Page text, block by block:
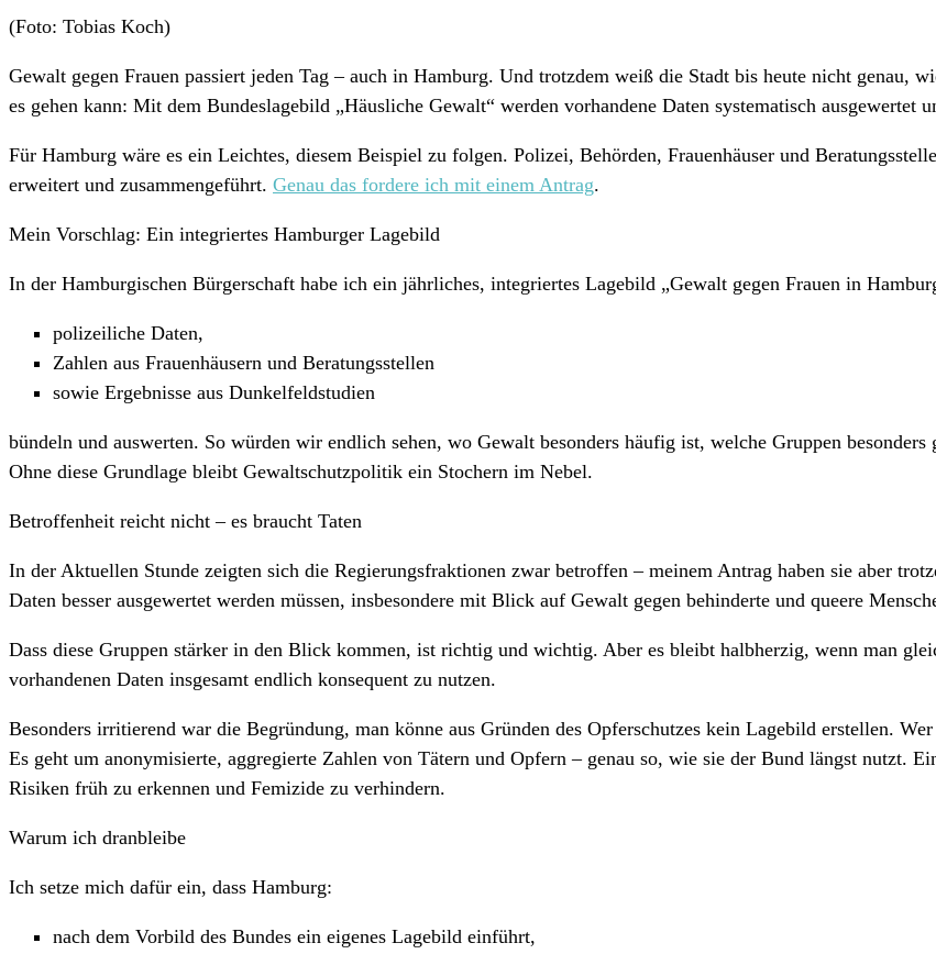
(Foto: Tobias Koch)
Gewalt gegen Frauen passiert jeden Tag – auch in Hamburg. Und trotzdem weiß die Stadt bis heute nicht
es gehen kann: Mit dem Bundeslagebild „Häusliche Gewalt“ werden vorhandene Daten systematisch ausgewertet
Für Hamburg wäre es ein Leichtes, diesem Beispiel zu folgen. Polizei, Behörden, Frauenhäuser und
erweitert und zusammengeführt. Genau das fordere ich mit einem Antrag.
Mein Vorschlag: Ein integriertes Hamburger Lagebild
In der Hamburgischen Bürgerschaft habe ich ein jährliches, integriertes Lagebild „Gewalt gegen Frauen in
polizeiliche Daten,
Zahlen aus Frauenhäusern und Beratungsstellen
sowie Ergebnisse aus Dunkelfeldstudien
bündeln und auswerten. So würden wir endlich sehen, wo Gewalt besonders häufig ist, welche Gruppen
Ohne diese Grundlage bleibt Gewaltschutzpolitik ein Stochern im Nebel.
Betroffenheit reicht nicht – es braucht Taten
In der Aktuellen Stunde zeigten sich die Regierungsfraktionen zwar betroffen – meinem Antrag haben sie aber
Daten besser ausgewertet werden müssen, insbesondere mit Blick auf Gewalt gegen behinderte und queere
Dass diese Gruppen stärker in den Blick kommen, ist richtig und wichtig. Aber es bleibt halbherzig, wenn man
vorhandenen Daten insgesamt endlich konsequent zu nutzen.
Besonders irritierend war die Begründung, man könne aus Gründen des Opferschutzes kein Lagebild erstellen.
Es geht um anonymisierte, aggregierte Zahlen von Tätern und Opfern – genau so, wie sie der Bund längst nutzt.
Risiken früh zu erkennen und Femizide zu verhindern.
Warum ich dranbleibe
Ich setze mich dafür ein, dass Hamburg:
nach dem Vorbild des Bundes ein eigenes Lagebild einführt,